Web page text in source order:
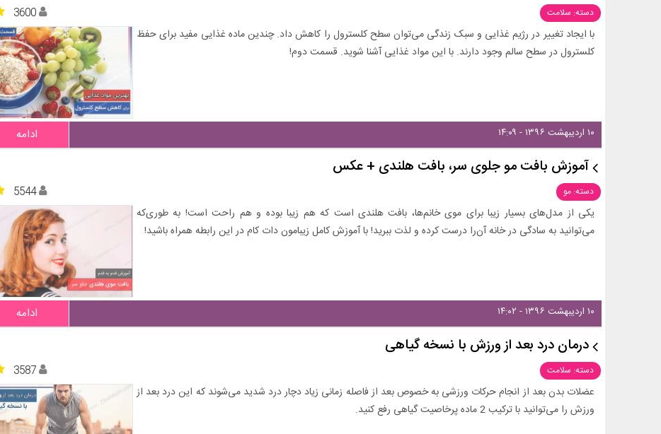
دسته: سلامت
3600
با ایجاد تغییر در رژیم غذایی و سبک زندگی می‌توان سطح کلسترول را کاهش داد. چندین ماده غذایی مفید برای حفظ
کلسترول در سطح سالم وجود دارند. با این مواد غذایی آشنا شوید. قسمت دوم!
۱۰ اردیبهشت ۱۳۹۶ - ۱۴:۰۹ ادامه
آموزش بافت مو جلوی سر، بافت هلندی + عکس
دسته: مو
5544
یکی از مدل‌های بسیار زیبا برای موی خانم‌ها، بافت هلندی است که هم زیبا بوده و هم راحت است! به طوری‌که
می‌توانید به سادگی در خانه آن‌را درست کرده و لذت ببرید! با آموزش کامل زیبامون دات کام در این رابطه همراه باشید!
۱۰ اردیبهشت ۱۳۹۶ - ۱۴:۰۲ ادامه
درمان درد بعد از ورزش با نسخه گیاهی
دسته: سلامت
3587
عضلات بدن بعد از انجام حرکات ورزشی به خصوص بعد از فاصله زمانی زیاد دچار درد شدید می‌شوند که این درد بعد از
ورزش را می‌توانید با ترکیب 2 ماده پرخاصیت گیاهی رفع کنید.